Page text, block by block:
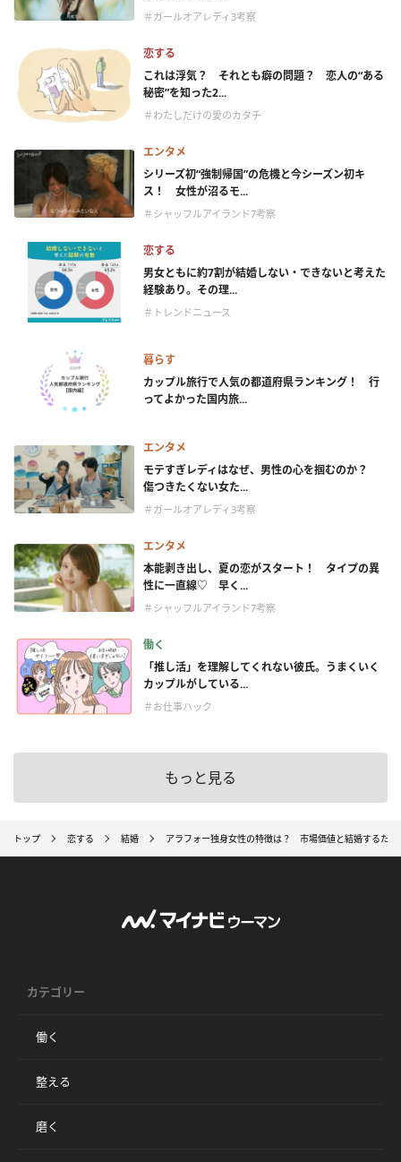
＃ガールオアレディ3考察
恋する
これは浮気？ それとも癖の問題？ 恋人の“ある
秘密”を知った2...
＃わたしだけの愛のカタチ
エンタメ
シリーズ初“強制帰国”の危機と今シーズン初キ
ス！ 女性が沼るモ...
＃シャッフルアイランド7考察
恋する
男女ともに約7割が結婚しない・できないと考えた
経験あり。その理...
＃トレンドニュース
暮らす
カップル旅行で人気の都道府県ランキング！ 行
ってよかった国内旅...
エンタメ
モテすぎレディはなぜ、男性の心を掴むのか？
傷つきたくない女た...
＃ガールオアレディ3考察
エンタメ
本能剥き出し、夏の恋がスタート！ タイプの異
性に一直線♡ 早く...
＃シャッフルアイランド7考察
働く
「推し活」を理解してくれない彼氏。うまくいく
カップルがしている...
＃お仕事ハック
もっと見る
トップ 恋する 結婚 アラフォー独身女性の特徴は？ 市場価値と結婚するため
カテゴリー
働く
整える
磨く